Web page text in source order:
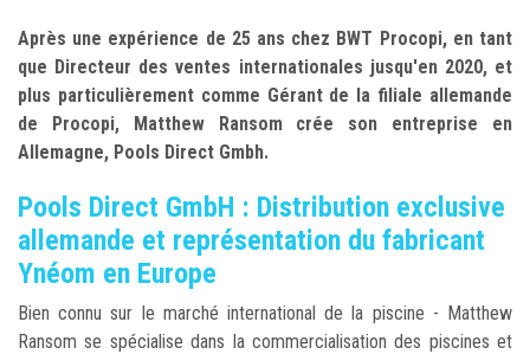
Après une expérience de 25 ans chez BWT Procopi, en tant
que Directeur des ventes internationales jusqu'en 2020, et
plus particulièrement comme Gérant de la filiale allemande
de Procopi, Matthew Ransom crée son entreprise en
Allemagne, Pools Direct Gmbh.
Pools Direct GmbH : Distribution exclusive
allemande et représentation du fabricant
Ynéom en Europe
Bien connu sur le marché international de la piscine - Matthew
Ransom se spécialise dans la commercialisation des piscines et